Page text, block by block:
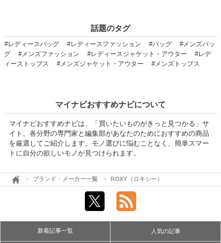
話題のタグ
#レディースバッグ #レディースファッション #バッグ
#メンズバッ
グ
#メンズファッション #レディースジャケット・アウター
#レデ
ィーストップス
#メンズジャケット・アウター #メンズトップス
マイナビおすすめナビについて
マイナビおすすめナビは、「買いたいものがきっと見つかる」サ
イト。各分野の専門家と編集部があなたのためにおすすめの商品
を厳選してご紹介します。モノ選びに悩むことなく、簡単スマー
トに自分の欲しいモノが見つけられます。
ブランド・メーカー一覧 ROXY（ロキシー）
新着記事一覧 人気の記事